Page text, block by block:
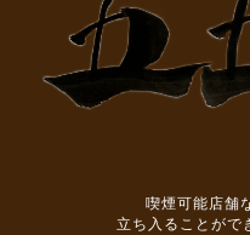
喫煙可能店舗
立ち入ることがで